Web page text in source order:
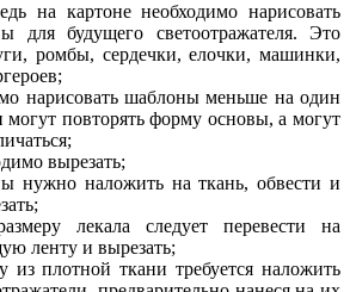
на картоне необходимо нарисовать
для будущего светоотражателя. Это
ромбы, сердечки, елочки, машинки,
нарисовать шаблоны меньше на один
повторять форму основы, а могут
вырезать;
нужно наложить на ткань, обвести и
лекала следует перевести на
ленту и вырезать;
из плотной ткани требуется наложить